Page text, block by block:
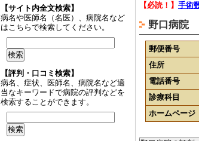
【必読！】 手術
野口病院
郵便番号
住所
電話番号
診療科目
ホームページ
【サイト内全文検索】
病名や医師名（名医）、病院名など
はこちらで検索してください。
【評判・口コミ検索】
病名、症状、医師名、病院名など適
当なキーワードで病院の評判などを
検索することができます。